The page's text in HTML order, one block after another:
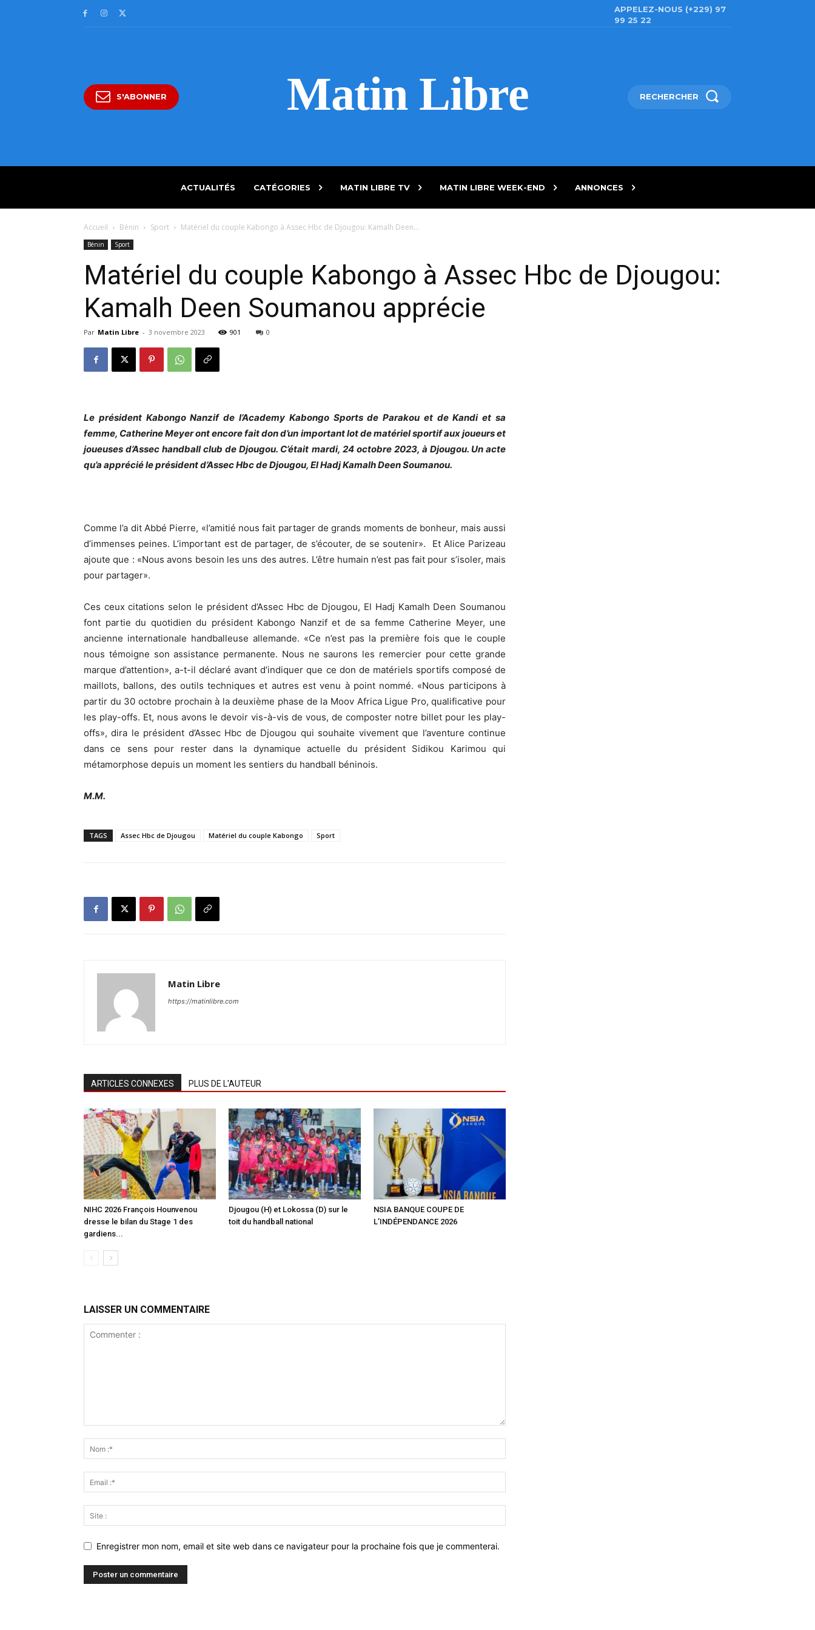
APPELEZ-NOUS (+229) 97
99 25 22
S'ABONNER Matin Libre RECHERCHER
ACTUALITÉS CATÉGORIES MATIN LIBRE TV MATIN LIBRE WEEK-END ANNONCES
Accueil Bénin Sport Matériel du couple Kabongo à Assec Hbc de Djougou: Kamalh Deen...
Bénin Sport
Matériel du couple Kabongo à Assec Hbc de Djougou:
Kamalh Deen Soumanou apprécie
Par Matin Libre - 3 novembre 2023 901 0
Le président Kabongo Nanzif de l’Academy Kabongo Sports de Parakou et de Kandi et sa
femme, Catherine Meyer ont encore fait don d’un important lot de matériel sportif aux joueurs et
joueuses d’Assec handball club de Djougou. C’était mardi, 24 octobre 2023, à Djougou. Un acte
qu’a apprécié le président d’Assec Hbc de Djougou, El Hadj Kamalh Deen Soumanou.
Comme l’a dit Abbé Pierre, «l’amitié nous fait partager de grands moments de bonheur, mais aussi
d’immenses peines. L’important est de partager, de s’écouter, de se soutenir». Et Alice Parizeau
ajoute que : «Nous avons besoin les uns des autres. L’être humain n’est pas fait pour s’isoler, mais
pour partager».
Ces ceux citations selon le président d’Assec Hbc de Djougou, El Hadj Kamalh Deen Soumanou
font partie du quotidien du président Kabongo Nanzif et de sa femme Catherine Meyer, une
ancienne internationale handballeuse allemande. «Ce n’est pas la première fois que le couple
nous témoigne son assistance permanente. Nous ne saurons les remercier pour cette grande
marque d’attention», a-t-il déclaré avant d’indiquer que ce don de matériels sportifs composé de
maillots, ballons, des outils techniques et autres est venu à point nommé. «Nous participons à
partir du 30 octobre prochain à la deuxième phase de la Moov Africa Ligue Pro, qualificative pour
les play-offs. Et, nous avons le devoir vis-à-vis de vous, de composter notre billet pour les play-
offs», dira le président d’Assec Hbc de Djougou qui souhaite vivement que l’aventure continue
dans ce sens pour rester dans la dynamique actuelle du président Sidikou Karimou qui
métamorphose depuis un moment les sentiers du handball béninois.
M.M.
TAGS Assec Hbc de Djougou Matériel du couple Kabongo Sport
Matin Libre
https://matinlibre.com
ARTICLES CONNEXES PLUS DE L'AUTEUR
‎NIHC 2026 François Hounvenou
dresse le bilan du Stage 1 des
gardiens...
Djougou (H) et Lokossa (D) sur le
toit du handball national
NSIA BANQUE COUPE DE
L’INDÉPENDANCE 2026
LAISSER UN COMMENTAIRE
Enregistrer mon nom, email et site web dans ce navigateur pour la prochaine fois que je commenterai.